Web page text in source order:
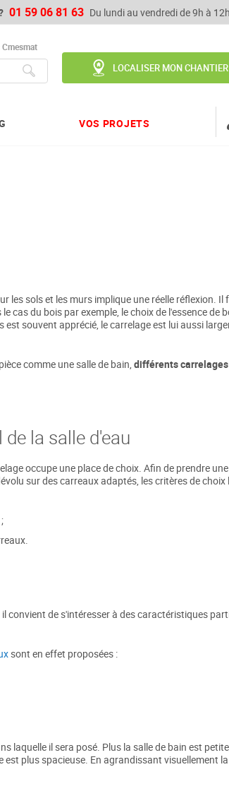
01 59 06 81 63 Du lundi au vendredi de 9h à
LOCALISER MON CHANTIER
VOS PROJETS
sols et les murs implique une réelle réflexion.
cas du bois par exemple, le choix de l'essence
souvent apprécié, le carrelage est lui aussi
comme une salle de bain, différents carrelages
la salle d'eau
occupe une place de choix. Afin de prendre
sur des carreaux adaptés, les critères de
de s'intéresser à des caractéristiques
sont en effet proposées :
laquelle il sera posé. Plus la salle de bain est
plus spacieuse. En agrandissant visuellement